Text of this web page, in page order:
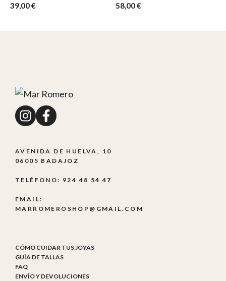
39,00€ 58,00€
AVENIDA DE HUELVA, 10
06005 BADAJOZ
TELÉFONO: 924 48 54 47
EMAIL:
MARROMEROSHOP@GMAIL.COM
CÓMO CUIDAR TUS JOYAS
GUÍA DE TALLAS
FAQ
ENVÍO Y DEVOLUCIONES